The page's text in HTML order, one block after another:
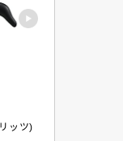
ッツ)